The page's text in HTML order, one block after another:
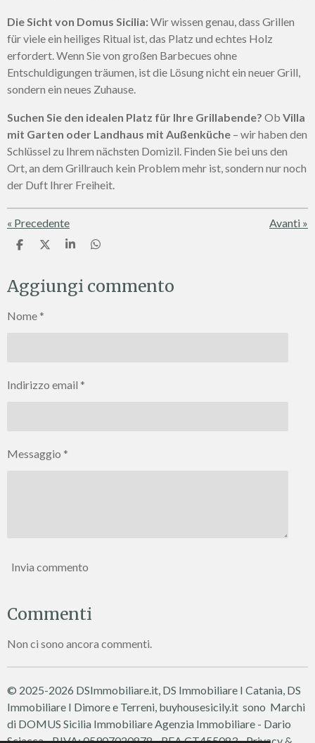
Die Sicht von Domus Sicilia:Wir wissen genau, dass Grillen
für viele ein heiliges Ritual ist, das Platz und echtes Holz
erfordert. Wenn Sie von großen Barbecues ohne
Entschuldigungen träumen, ist die Lösung nicht ein neuer Grill,
sondern ein neues Zuhause.
Suchen Sie den idealen Platz für Ihre Grillabende? Ob Villa
mit Garten oder Landhaus mit Außenküche – wir haben den
Schlüssel zu Ihrem nächsten Domizil. Finden Sie bei uns den
Ort, an dem Grillrauch kein Problem mehr ist, sondern nur noch
der Duft Ihrer Freiheit.
« Precedente Avanti »
C
d
i
i
C
d
i
C
d
i
C
d
i
Aggiungi commento
Nome *
Indirizzo email *
Messaggio *
Invia commento
Commenti
Non ci sono ancora commenti.
© 2025-2026 DSImmobiliare.it, DS Immobiliare I Catania, DS
Immobiliare I Dimore e Terreni, buyhousesicily.it sono Marchi
di DOMUS Sicilia ImmobiliareAgenzia Immobiliare - Dario